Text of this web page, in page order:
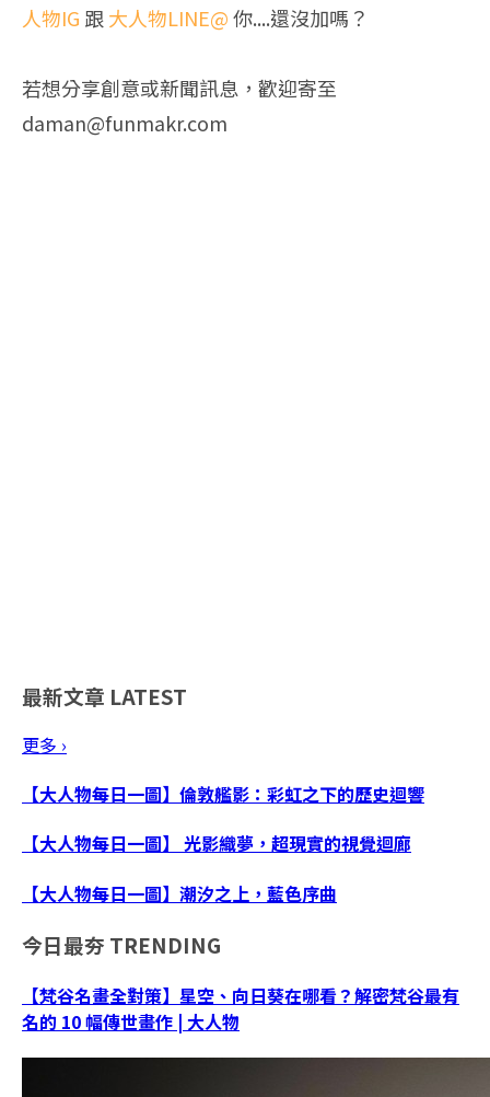
人物IG 跟大人物LINE@你....還沒加嗎？
若想分享創意或新聞訊息，歡迎寄至
daman@funmakr.com
最新文章 LATEST
更多 ›
【大人物每日一圖】倫敦艦影：彩虹之下的歷史迴響
【大人物每日一圖】 光影織夢，超現實的視覺迴廊
【大人物每日一圖】潮汐之上，藍色序曲
今日最夯 TRENDING
【梵谷名畫全對策】星空、向日葵在哪看？解密梵谷最有
名的 10 幅傳世畫作 | 大人物